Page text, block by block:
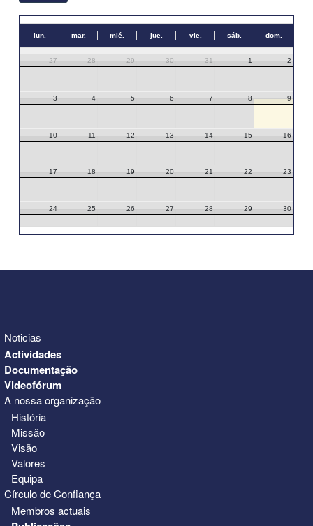
lun. mar. mié. jue. vie. sáb. dom.
27 28 29 30 31 1 2
3 4 5 6 7 8 9
10 11 12 13 14 15 16
17 18 19 20 21 22 23
24 25 26 27 28 29 30
Noticias
Actividades
Documentação
Videofórum
A nossa organização
História
Missão
Visão
Valores
Equipa
Círculo de Confiança
Membros actuais